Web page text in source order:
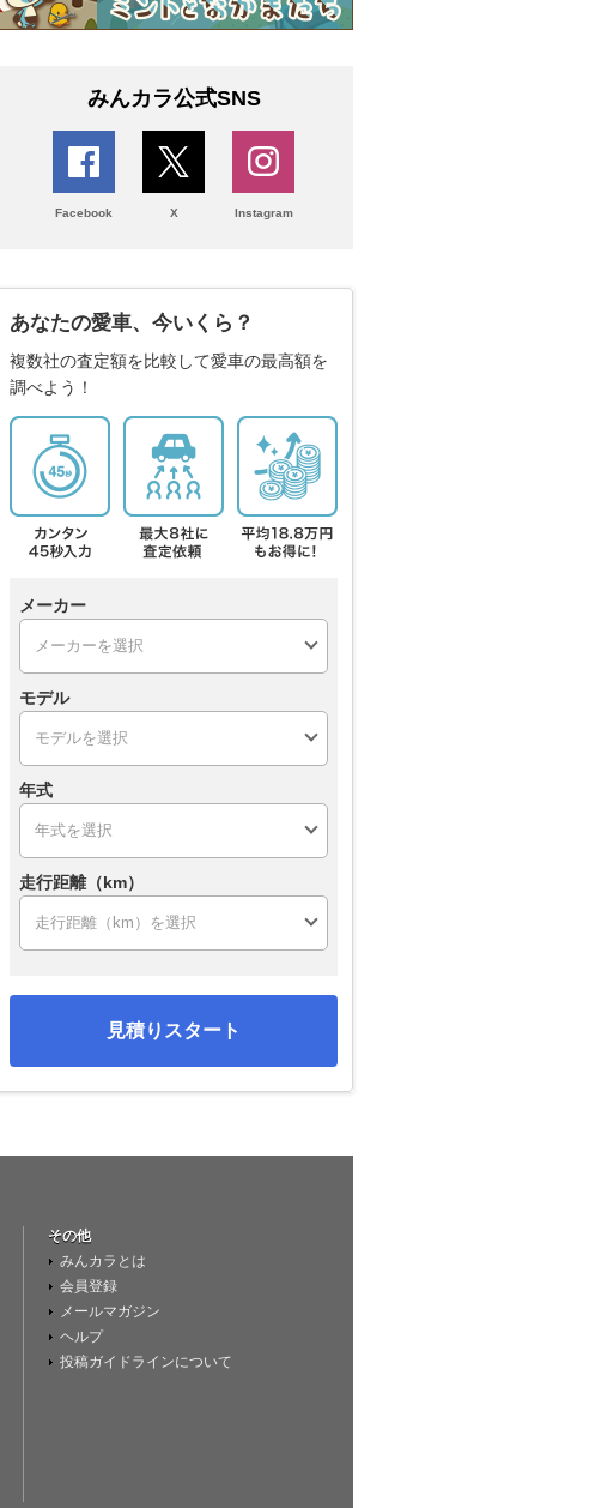
みんカラ公式SNS
Facebook X Instagram
あなたの愛車、今いくら？
複数社の査定額を比較して愛車の最高額を
調べよう！
メーカー
モデル
年式
走行距離（km）
見積りスタート
その他
みんカラとは
会員登録
メールマガジン
ヘルプ
投稿ガイドラインについて